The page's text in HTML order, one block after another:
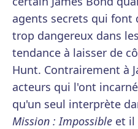
agents secrets qui font
trop dangereux dans
tendance à laisser de
Hunt. Contrairement à
acteurs qui l'ont
qu'un seul interprète
Mission : Impossible et il